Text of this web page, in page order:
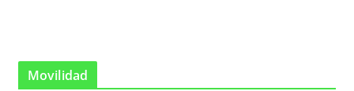
Movilidad